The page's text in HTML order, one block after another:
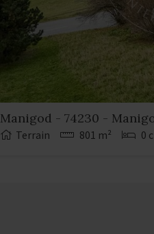
Manigod - 74230 -
Terrain 801 m² 0